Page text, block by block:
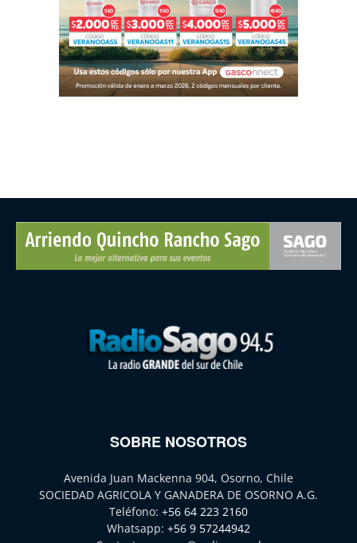
SOBRE NOSOTROS
Avenida Juan Mackenna 904, Osorno, Chile
SOCIEDAD AGRICOLA Y GANADERA DE OSORNO A.G.
Teléfono: +56 64 223 2160
Whatsapp: +56 9 57244942